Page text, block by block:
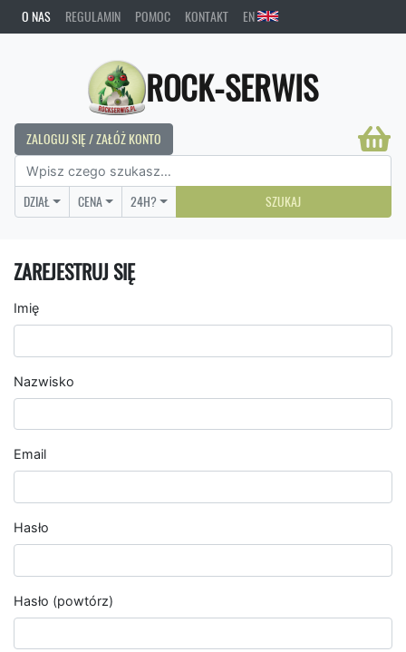
O NAS REGULAMIN POMOC KONTAKT EN
ROCK-SERWIS
ZALOGUJ SIĘ / ZAŁÓŻ KONTO
DZIAŁ CENA 24H? SZUKAJ
ZAREJESTRUJ SIĘ
Imię
Nazwisko
Email
Hasło
Hasło (powtórz)